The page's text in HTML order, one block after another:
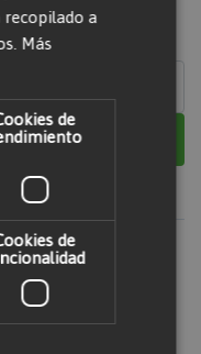
de 1500 kg trasera,
torres de
a
Más
de
de